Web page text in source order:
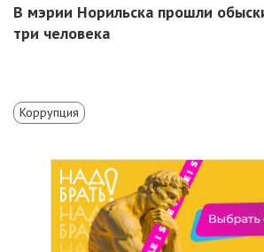
В мэрии Норильска прошли
три человека
Коррупция